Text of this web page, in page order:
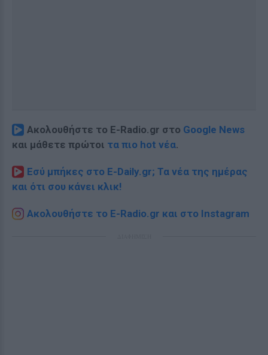
Ακολουθήστε το E-Radio.gr στο Google News
και μάθετε πρώτοι τα πιο hot νέα.
Εσύ μπήκες στο E-Daily.gr; Τα νέα της ημέρας
και ότι σου κάνει κλικ!
Ακολουθήστε το E-Radio.gr και στο Instagram